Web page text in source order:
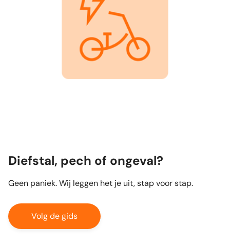
Diefstal, pech of ongeval?
Geen paniek. Wij leggen het je uit, stap voor stap.
Volg de gids